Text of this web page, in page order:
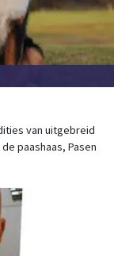
van uitgebreid
paashaas, Pasen